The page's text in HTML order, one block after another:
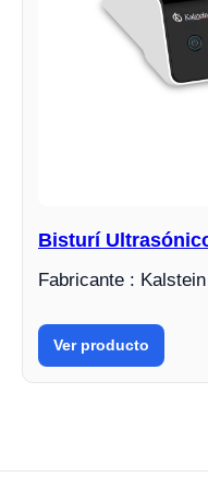
Bisturí
Fabricante : Kalstein
Ver producto